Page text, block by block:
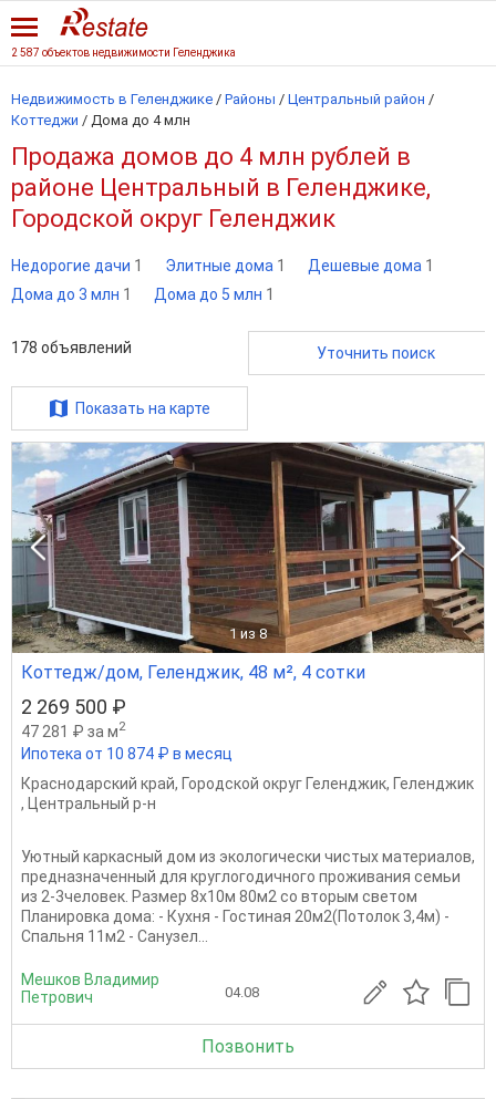
2 587 объектов недвижимости Геленджика
Недвижимость в Геленджике / Районы / Центральный район /
Коттеджи / Дома до 4 млн
Продажа домов до 4 млн рублей в
районе Центральный в Геленджике,
Городской округ Геленджик
Недорогие дачи 1 Элитные дома 1 Дешевые дома 1
Дома до 3 млн 1 Дома до 5 млн 1
178 объявлений Уточнить поиск
Показать на карте
1 из 8
Коттедж/дом, Геленджик, 48 м², 4 сотки
2 269 500 ₽
47 281 ₽ за м2
Ипотека от 10 874 ₽ в месяц
Краснодарский край, Городской округ Геленджик, Геленджик
,
Центральный р-н
Уютный каркасный дом из экологически чистых материалов,
предназначенный для круглогодичного проживания семьи
из 2-3человек. Размер 8х10м 80м2 со вторым светом
Планировка дома: - Кухня - Гостиная 20м2(Потолок 3,4м) -
Спальня 11м2 - Санузел...
Мешков Владимир
Петрович
04.08
Позвонить